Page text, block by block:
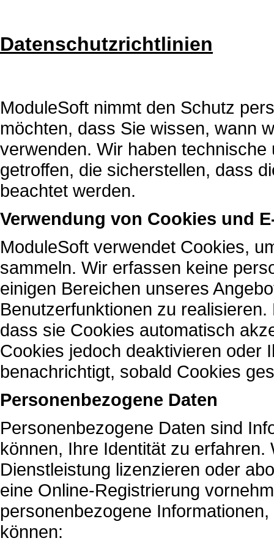
Datenschutzrichtlinien
ModuleSoft nimmt den Schutz
möchten, dass Sie wissen, wann
verwenden. Wir haben
getroffen, die sicherstellen, dass
beachtet werden.
Verwendung von Cookies und
ModuleSoft verwendet Cookies,
sammeln. Wir erfassen keine
einigen Bereichen unseres
Benutzerfunktionen zu
dass sie Cookies automatisch
Cookies jedoch deaktivieren oder
benachrichtigt, sobald Cookies
Personenbezogene Daten
Personenbezogene Daten sind
können, Ihre Identität zu
Dienstleistung lizenzieren oder
eine Online-Registrierung
personenbezogene
können: